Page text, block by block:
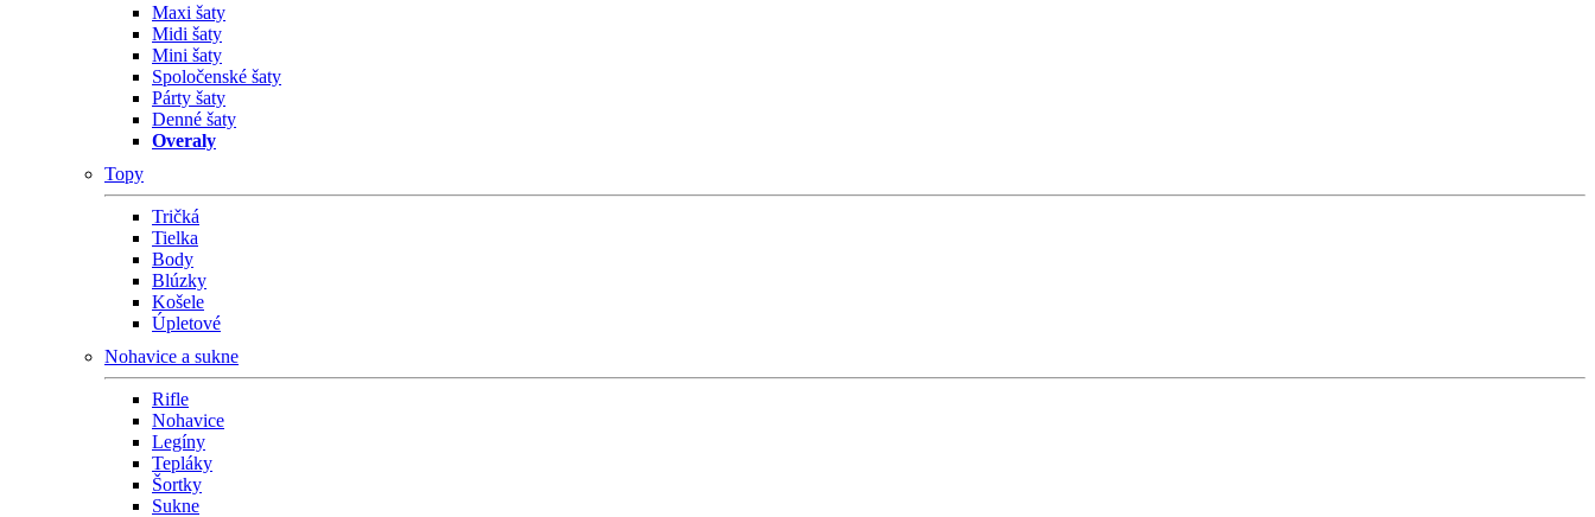
Maxi šaty
Midi šaty
Mini šaty
Spoločenské šaty
Párty šaty
Denné šaty
Overaly
Topy
Tričká
Tielka
Body
Blúzky
Košele
Úpletové
Nohavice a sukne
Rifle
Nohavice
Legíny
Tepláky
Šortky
Sukne